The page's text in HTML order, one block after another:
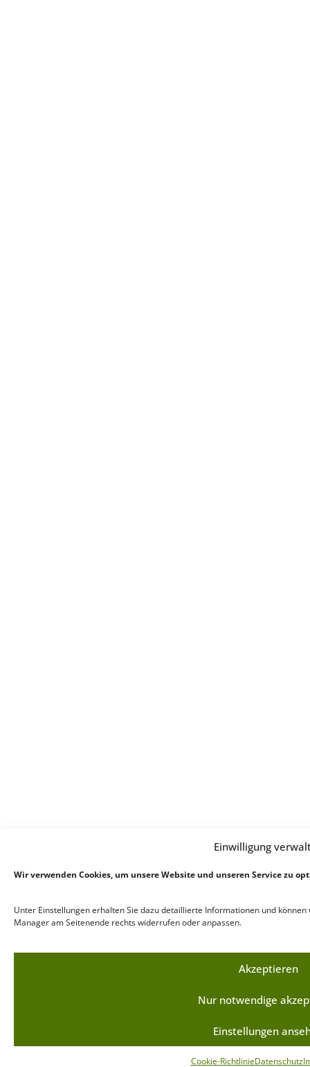
Einwilligung
Wir verwenden Cookies, um unsere Website und unseren Service zu
Unter Einstellungen erhalten Sie dazu detaillierte Informationen und
Manager am Seitenende rechts widerrufen oder anpassen.
Akzeptieren
Nur notwendige
Einstellungen
Cookie-RichtlinieDatenschutz